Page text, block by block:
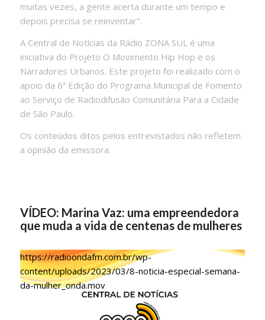
muitas vezes, a gente acerta durante um tempo e
depois precisa se reinventar”.
A Central de Notícias da Rádio ZONA SUL é uma
iniciativa do Projeto O Movimento Hip Hop e os
Narradores Urbanos. Este projeto foi realizado com o
apoio da 6ª Edição do Programa Municipal de Fomento
ao Serviço de Radiodifusão Comunitária Para a Cidade
de São Paulo.
Os conteúdos ditos pelos entrevistados não refletem
a opinião da emissora.
VÍDEO: Marina Vaz: uma empreendedora
que muda a vida de centenas de mulheres
https://radioondafm.com.br/wp-
content/uploads/2023/03/8-noticia-especial-semana-
da-mulher_onda.mov